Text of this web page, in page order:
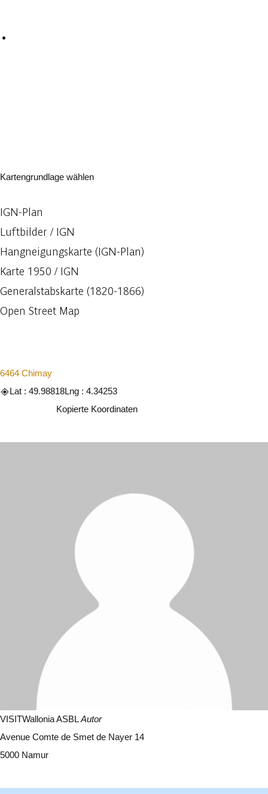
Kartengrundlage wählen
IGN-Plan
Luftbilder / IGN
Hangneigungskarte (IGN-Plan)
Karte 1950 / IGN
Generalstabskarte (1820-1866)
Open Street Map
6464 Chimay
Lat : 49.98818Lng : 4.34253
Kopierte Koordinaten
VISITWallonia ASBLAutor
Avenue Comte de Smet de Nayer 14
5000 Namur